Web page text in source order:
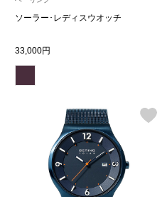
その他
パンツ／スラ
ショート･クロ
デニム
ソーラー･レディスウオッチ
33,000円